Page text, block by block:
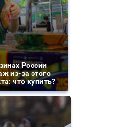
России
из-за этого
что купить?